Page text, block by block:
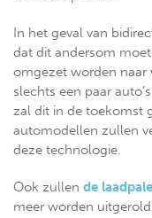
In het geval van
dat dit andersom
omgezet worden
slechts een paar
zal dit in de toekomst
automodellen zullen
deze technologie.
Ook zullen de
meer worden